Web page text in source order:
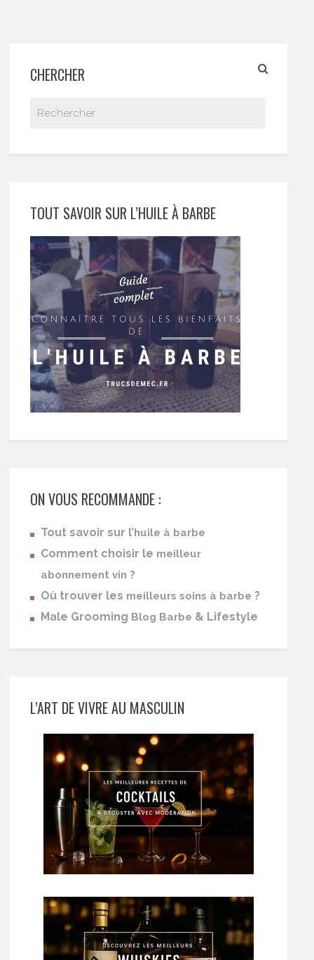
CHERCHER
TOUT SAVOIR SUR L’HUILE À BARBE
ON VOUS RECOMMANDE :
Tout savoir sur l’huile à barbe
Comment choisir le meilleur
abonnement vin ?
Où trouver les meilleurs soins à barbe ?
Male Grooming Blog Barbe & Lifestyle
L’ART DE VIVRE AU MASCULIN